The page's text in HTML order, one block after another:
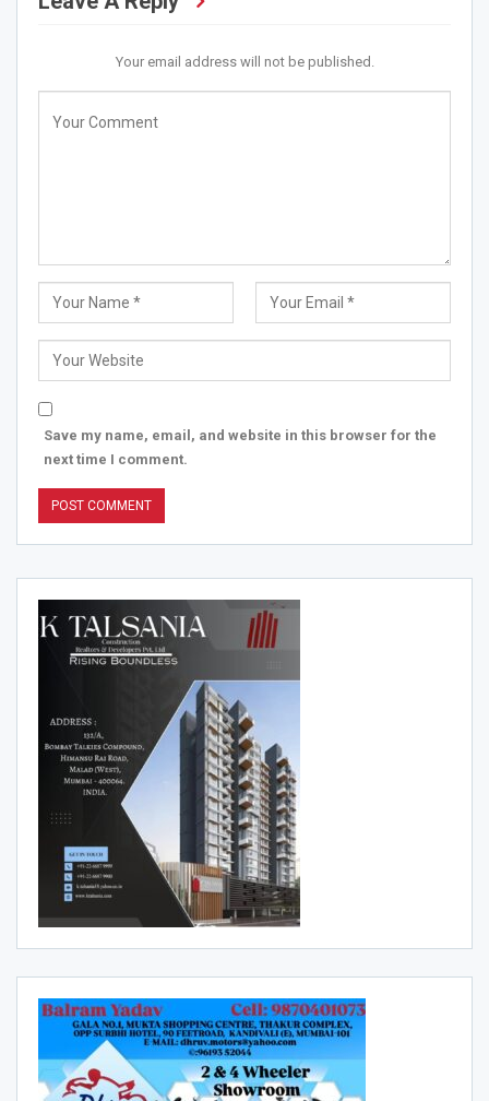
Your email address will not be published.
Save my name, email, and website in this browser for the
next time I comment.